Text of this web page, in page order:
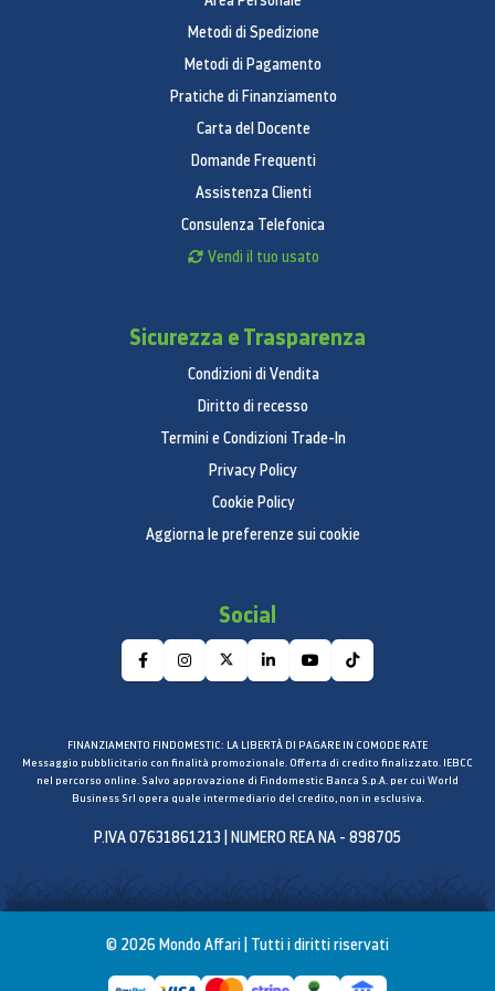
un'ampia gamma di dispositivi e periferiche di
archiviazione apprezzeranno la possibilità di
collegarsi senza dover portare con sé un adattatore
Ecosistema Galaxy
*Galaxy Tab S8, Galaxy S22 Ultra, Galaxy Watch4,
Galaxy Buds2 e S Pen venduti separatamente.
**Immagine sullo schermo simulata a scopo
la produttività
Connetti il tuo Galaxy Book2 con un Galaxy Tab in
espandere lo schermo e lavorare istantaneamente
su entrambi i dispositivi. Fai scorrere il cursore da
uno schermo all'altro e controlla Galaxy Tab e Galaxy
Book con una sola tastiera.
Metodi di Spedizione
Metodi di Pagamento
Pratiche di Finanziamento
Carta del Docente
Domande Frequenti
Assistenza Clienti
Consulenza Telefonica
Vendi il tuo usato
Sicurezza e Trasparenza
Condizioni di Vendita
Diritto di recesso
Termini e Condizioni Trade-In
Privacy Policy
Cookie Policy
Aggiorna le preferenze sui cookie
Social
FINANZIAMENTO FINDOMESTIC: LA LIBERTÀ DI PAGARE IN COMODE RATE
Messaggio pubblicitario con finalità promozionale. Offerta di credito finalizzato. IEBCC
nel percorso online. Salvo approvazione di Findomestic Banca S.p.A. per cui World
Business Srl opera quale intermediario del credito, non in esclusiva.
P.IVA 07631861213 | NUMERO REA NA - 898705
© 2026 Mondo Affari | Tutti i diritti riservati